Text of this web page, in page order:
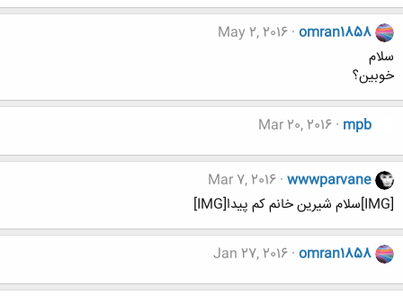
omran1858
May 2, 2016
سلام
خوبین؟
mpb
Mar 20, 2016
wwwparvane
Mar 7, 2016
[IMG]سلام شیرین خانم کم پیدا[IMG]
omran1858
Jan 27, 2016